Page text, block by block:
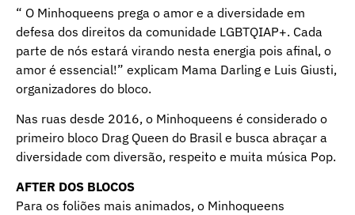
“ O Minhoqueens prega o amor e a diversidade em
defesa dos direitos da comunidade LGBTQIAP+. Cada
parte de nós estará virando nesta energia pois afinal, o
amor é essencial!” explicam Mama Darling e Luis Giusti,
organizadores do bloco.
Nas ruas desde 2016, o Minhoqueens é considerado o
primeiro bloco Drag Queen do Brasil e busca abraçar a
diversidade com diversão, respeito e muita música Pop.
AFTER DOS BLOCOS
Para os foliões mais animados, o Minhoqueens